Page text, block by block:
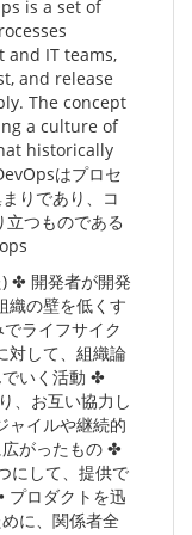
is a set of
and IT teams,
and release
The concept
a culture of
historically
はプロセ
りであり、コ
つものである
✤ 開発者が開発
織の壁を低くす
ライフサイク
対して、組織論
いく活動 ✤
、お互い協力し
ャイルや継続的
がったもの ✤
にして、提供で
プロダクトを迅
に、関係者全